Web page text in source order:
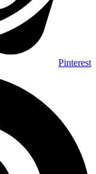
Pinterest